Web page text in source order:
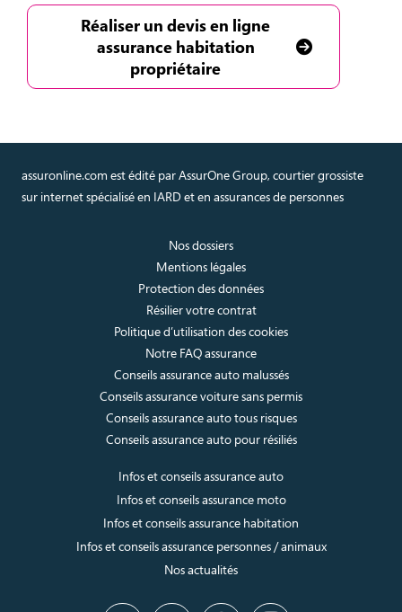
Réaliser un devis en ligne
assurance habitation
propriétaire
assuronline.com est édité par AssurOne Group, courtier grossiste
sur internet spécialisé en IARD et en assurances de personnes
Nos dossiers
Mentions légales
Protection des données
Résilier votre contrat
Politique d’utilisation des cookies
Notre FAQ assurance
Conseils assurance auto malussés
Conseils assurance voiture sans permis
Conseils assurance auto tous risques
Conseils assurance auto pour résiliés
Infos et conseils assurance auto
Infos et conseils assurance moto
Infos et conseils assurance habitation
Infos et conseils assurance personnes / animaux
Nos actualités